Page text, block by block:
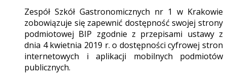
Zespół Szkół Gastronomicznych nr 1 w Krakowie
zobowiązuje się zapewnić dostępność swojej strony
podmiotowej BIP zgodnie z przepisami ustawy z
dnia 4 kwietnia 2019 r. o dostępności cyfrowej stron
internetowych i aplikacji mobilnych podmiotów
publicznych.